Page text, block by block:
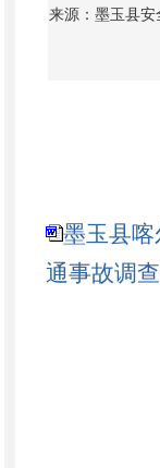
来源：墨玉县
墨玉县喀
通事故调